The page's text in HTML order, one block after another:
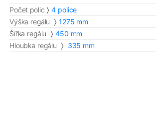
Počet polic
4 police
Výška regálu
1275 mm
Šířka regálu
450 mm
Hloubka regálu
335 mm